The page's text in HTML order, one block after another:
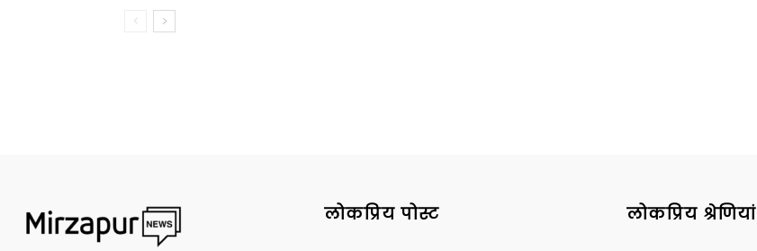
लोकप्रिय पोस्ट लोकप्रिय श्रेणियां